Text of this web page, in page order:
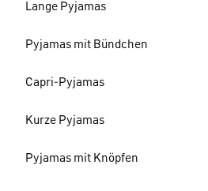
Lange Pyjamas
Pyjamas mit Bündchen
Capri-Pyjamas
Kurze Pyjamas
Pyjamas mit Knöpfen